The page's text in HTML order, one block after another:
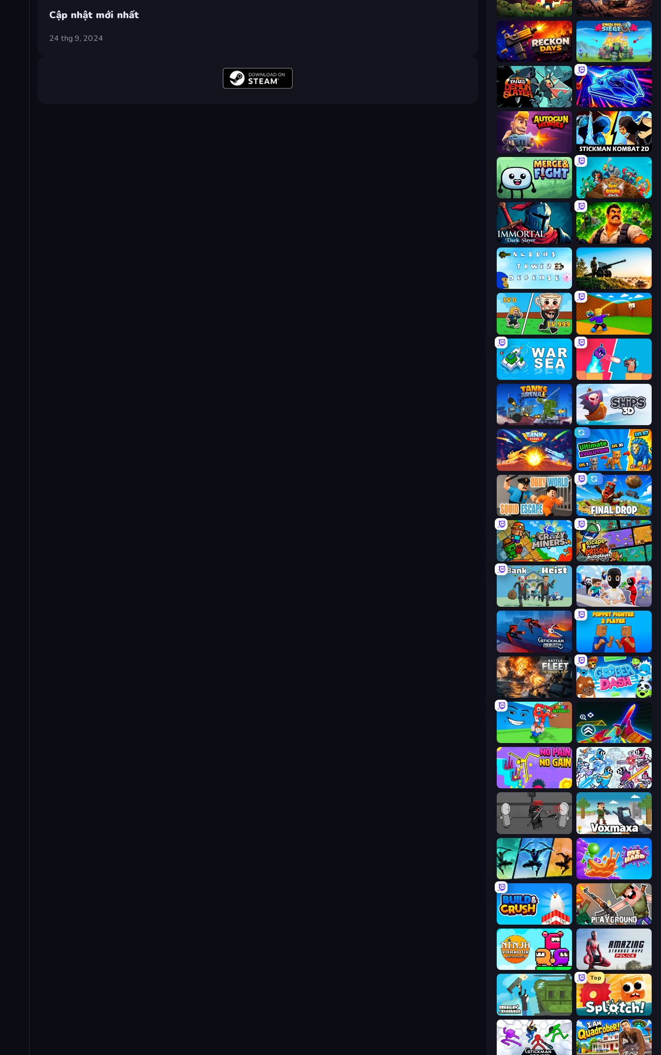
Cập nhật mới nhất
24 thg 9, 2024
Zombie Road Iron Legion
Reckon Days Endless Siege
Tailed Demon Slayer Stellar Swarm
Autogun Heroes Stickman Kombat 2D
Merge & Fight Epic Empire: Tower Defense
Immortal: Dark Slayer Zombie Lab Escape
Artillery Vs Tanks
Brainrot Arena Online Throw a Lucky Block
War Sea Boom Slingers ReBoom
Tanks Arena io: Craft & Combat Ships 3D
Tank Stars Ultimate Evolution
Final Drop
Crazy Miners Escape From Prison Multiplayer
Bank Heist
Stickman Rebirth Puppet Fighter 2 Player
Battle Fleet World Goober Dash
Surf GO Parkour
No Pain No Gain - Ragdoll Sandbox Space Wars Battleground
Madness Project Nexus Voxmaxa
Shadow Ninja Revenge Dye Hard
Build and Crush Playground
Ninja Parkour Multiplayer Amazing Strange Rope Police
Getaway Shootout
Top
Splotch!